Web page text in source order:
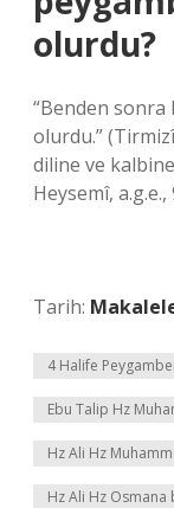
olurdu?
“Benden
olurdu.”
diline ve
Heysemî,
Tarih:
4 Halife
Ebu Talip Hz
Hz Ali Hz
Hz Ali Hz Osmana